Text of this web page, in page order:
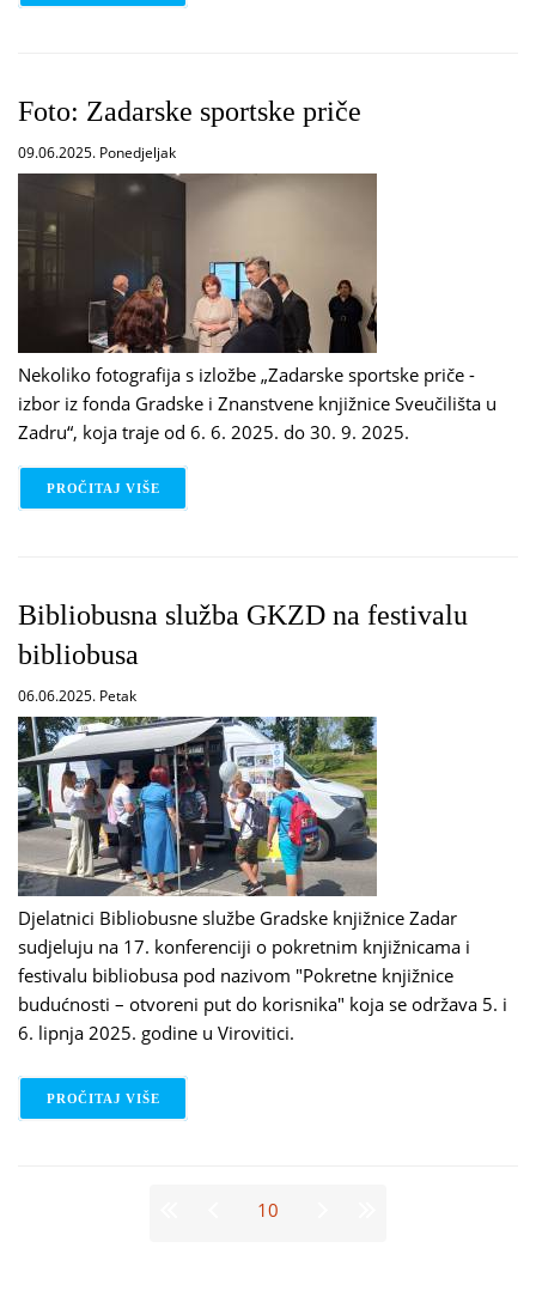
Foto: Zadarske sportske priče
09.06.2025. Ponedjeljak
Nekoliko fotografija s izložbe „Zadarske sportske priče -
izbor iz fonda Gradske i Znanstvene knjižnice Sveučilišta u
Zadru“, koja traje od 6. 6. 2025. do 30. 9. 2025.
PROČITAJ VIŠE
Bibliobusna služba GKZD na festivalu
bibliobusa
06.06.2025. Petak
Djelatnici Bibliobusne službe Gradske knjižnice Zadar
sudjeluju na 17. konferenciji o pokretnim knjižnicama i
festivalu bibliobusa pod nazivom "Pokretne knjižnice
budućnosti – otvoreni put do korisnika" koja se održava 5. i
6. lipnja 2025. godine u Virovitici.
PROČITAJ VIŠE
10